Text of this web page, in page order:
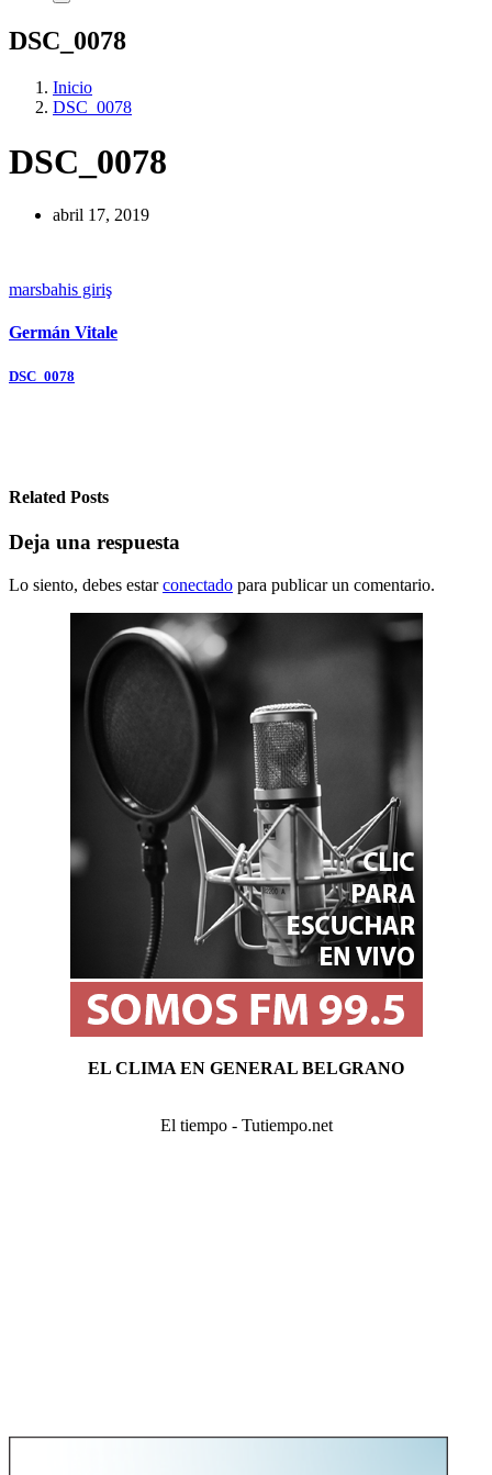
DSC_0078
Inicio
DSC_0078
DSC_0078
abril 17, 2019
marsbahis giriş
Germán Vitale
Navegación
DSC_0078
Related Posts
Deja una respuesta
Lo siento, debes estarconectado para publicar un comentario.
EL CLIMA EN GENERAL BELGRANO
El tiempo - Tutiempo.net